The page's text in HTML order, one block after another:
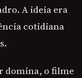
A ideia era
cotidiana
domina, o filme